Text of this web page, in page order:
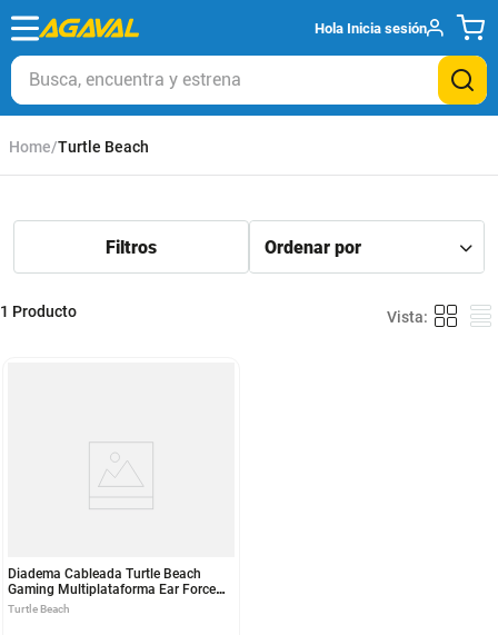
Hola Inicia sesión
Busca, encuentra y estrena
Turtle Beach
1 Producto
Diadema Cableada Turtle Beach
Gaming Multiplataforma Ear Force
Recon 50P Negro
Turtle Beach